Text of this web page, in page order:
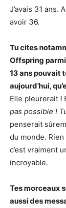
J’avais 31 ans.
avoir 36.
Tu cites
Offspring
13 ans pouvait
aujourd’hui,
Elle pleurerait !
pas possible !
penserait
du monde. Rien
c’est vraiment
incroyable.
Tes morceaux
aussi des